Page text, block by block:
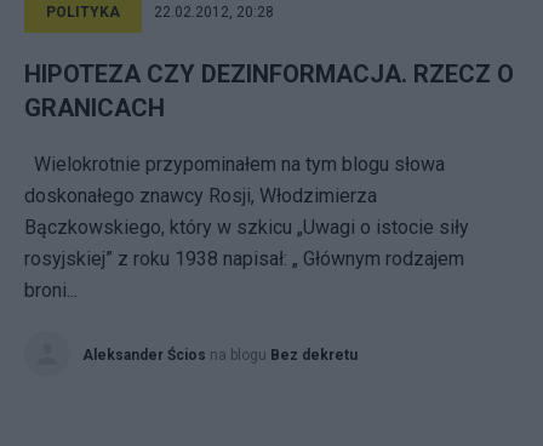
POLITYKA 22.02.2012, 20:28
HIPOTEZA CZY DEZINFORMACJA. RZECZ O
GRANICACH
Wielokrotnie przypominałem na tym blogu słowa
doskonałego znawcy Rosji, Włodzimierza
Bączkowskiego, który w szkicu „Uwagi o istocie siły
rosyjskiej” z roku 1938 napisał: „ Głównym rodzajem
broni...
Aleksander Ścios na blogu Bez dekretu